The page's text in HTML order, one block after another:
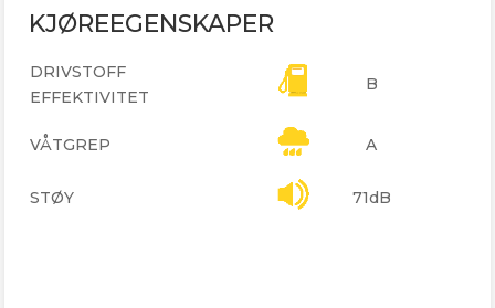
KJØREEGENSKAPER
DRIVSTOFF
EFFEKTIVITET
B
VÅTGREP A
STØY 71dB